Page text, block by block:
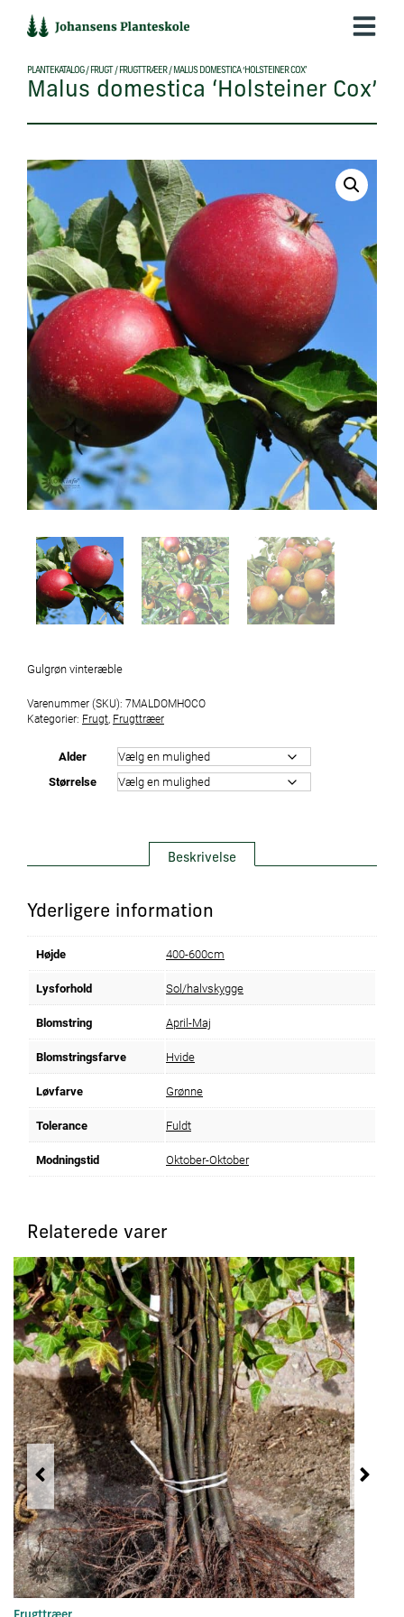
indholdet
PLANTEKATALOG/ FRUGT / FRUGTTRÆER/ MALUS DOMESTICA ‘HOLSTEINER COX’
Malus domestica ‘Holsteiner Cox’
Gulgrøn vinteræble
Varenummer (SKU): 7MALDOMHOCO
Kategorier: Frugt Frugttræer
Alder
Størrelse
Beskrivelse
Yderligere information
Højde 400-600cm
Lysforhold Sol/halvskygge
Blomstring April-Maj
Blomstringsfarve Hvide
Løvfarve Grønne
Tolerance Fuldt
Modningstid Oktober-Oktober
Relaterede varer